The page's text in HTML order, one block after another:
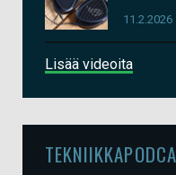
11.2.2026
Lisää videoita